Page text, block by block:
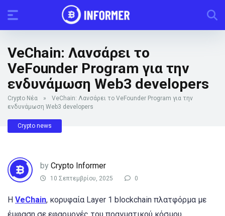
VeChain: Λανσάρει το
VeFounder Program για την
ενδυνάμωση Web3 developers
Crypto Νέα »
VeChain: Λανσάρει το VeFounder Program για την
ενδυνάμωση Web3 developers
Crypto news
by Crypto Informer
10 Σεπτεμβρίου, 2025 0
Η VeChain, κορυφαία Layer 1 blockchain πλατφόρμα με